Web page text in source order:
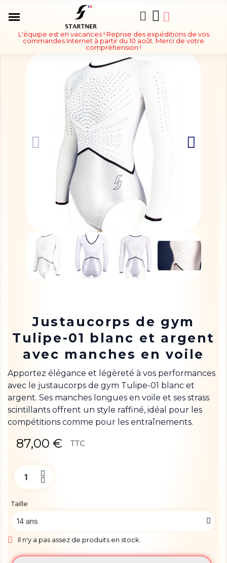
L'équipe est en vacances ! Reprise des expéditions de vos
commandes Internet à partir du 10 août. Merci de votre
compréhension !
Justaucorps de gym
Tulipe-01 blanc et argent
avec manches en voile
Apportez élégance et légèreté à vos performances
avec le justaucorps de gym Tulipe-01 blanc et
argent. Ses manches longues en voile et ses strass
scintillants offrent un style raffiné, idéal pour les
compétitions comme pour les entraînements.
87,00 € TTC
Taille
Il n'y a pas assez de produits en stock.